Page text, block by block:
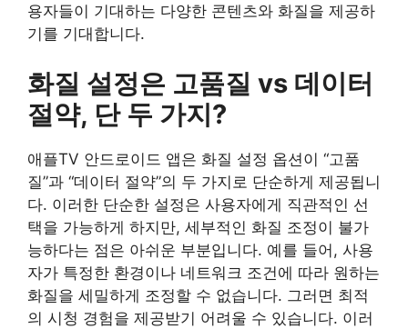
용자들이 기대하는 다양한 콘텐츠와 화질을 제공하
기를 기대합니다.
화질 설정은 고품질 vs 데이터
절약, 단 두 가지?
애플TV 안드로이드 앱은 화질 설정 옵션이 “고품
질”과 “데이터 절약”의 두 가지로 단순하게 제공됩니
다. 이러한 단순한 설정은 사용자에게 직관적인 선
택을 가능하게 하지만, 세부적인 화질 조정이 불가
능하다는 점은 아쉬운 부분입니다. 예를 들어, 사용
자가 특정한 환경이나 네트워크 조건에 따라 원하는
화질을 세밀하게 조정할 수 없습니다. 그러면 최적
의 시청 경험을 제공받기 어려울 수 있습니다. 이러